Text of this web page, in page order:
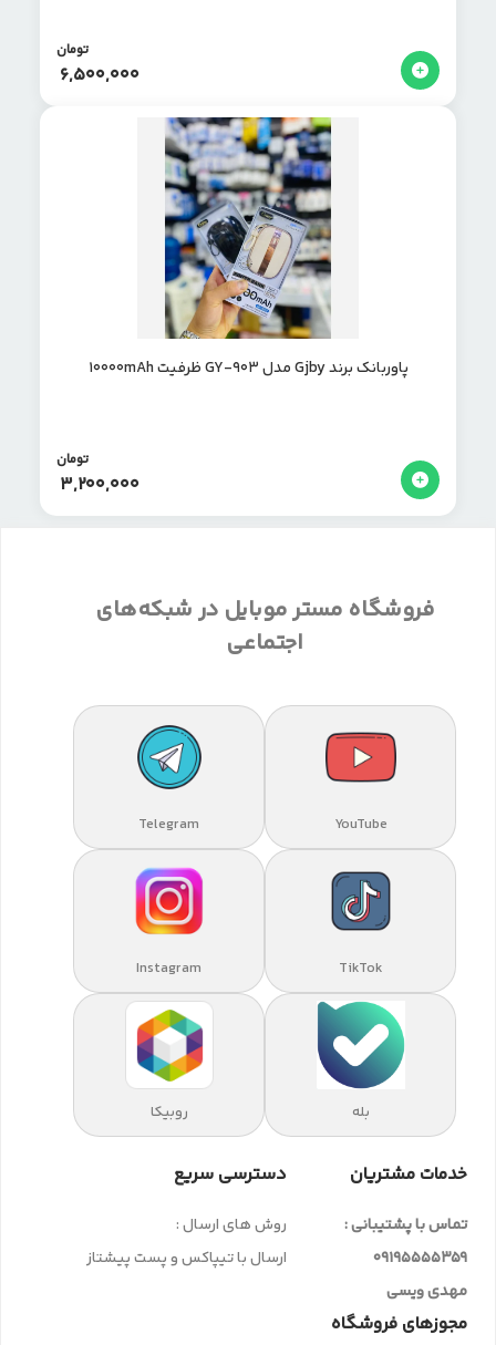
6,500,000
تومان
پاوربانک برند Gjby مدل GY-903 ظرفیت 10000mAh
3,200,000
تومان
فروشگاه مستر موبایل در شبکه‌های
اجتماعی
YouTube
Telegram
TikTok
Instagram
بله روبیکا
خدمات مشتریان
تماس با پشتیبانی :
09195555359
مهدی ویسی
دسترسی سریع
روش های ارسال :
ارسال با تیپاکس و پست پیشتاز
مجوزهای فروشگاه